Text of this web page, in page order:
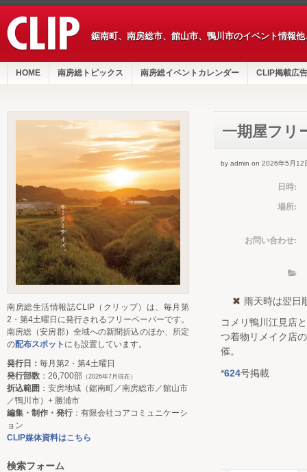
鋸南町、南房総市、館山市、鴨川市のイベント情報
HOME 南房総トピックス 南房総イベントカレンダー CLIP掲載広告
一期屋フリ
by admin on 2026年5月12
日時:
場所:
お問い合わせ:
雨天時は翌日
コメリ鴨川江見店
つ着物リメイク店
催。
*624号掲載
南房総生活情報誌CLIP（クリップ）は、毎月第
2・第4土曜日に発行されるフリーペーパーです。
南房総（安房郡）全域への新聞折込のほか、所定
の配布スポット にも設置しています。
発行日： 毎月第2・第4土曜日
発行部数 ：26,700部 （2026年7月現在）
折込範囲 ：安房地域（鋸南町／南房総市／館山市
／鴨川市）+ 勝浦市
編集・制作・発行：有限会社コアコミュニケーシ
ョン
CLIP媒体資料はこちら
検索フォーム